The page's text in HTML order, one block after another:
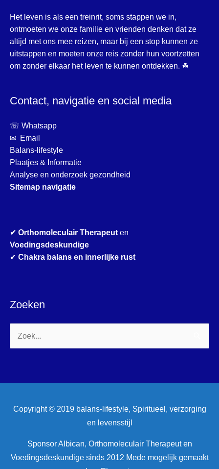
Het leven is als een treinrit, soms stappen we in,
ontmoeten we onze familie en vrienden denken dat ze
altijd met ons mee reizen, maar bij een stop kunnen ze
uitstappen en moeten onze reis zonder hun voortzetten
om zonder elkaar het leven te kunnen ontdekken. ☘
Contact, navigatie en social media
☏ Whatsapp
✉ Email
Balans-lifestyle
Plaatjes & Informatie
Analyse en onderzoek gezondheid
Sitemap navigatie
✔ Orthomoleculair Therapeuten
Voedingsdeskundige
✔ Chakra balans en innerlijke rust
Zoeken
Zoek
naar:
Copyright © 2019 balans-lifestyle, Spiritueel, verzorging
en levensstijl
Sponsor Albican, Orthomoleculair Therapeut en
Voedingsdeskundige sinds 2012 Mede mogelijk gemaakt